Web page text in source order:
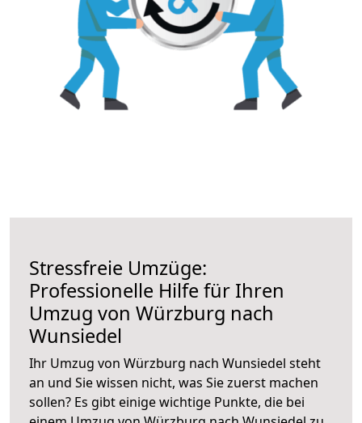
Stressfreie Umzüge:
Professionelle Hilfe für Ihren
Umzug von Würzburg nach
Wunsiedel
Ihr Umzug von Würzburg nach Wunsiedel steht
an und Sie wissen nicht, was Sie zuerst machen
sollen? Es gibt einige wichtige Punkte, die bei